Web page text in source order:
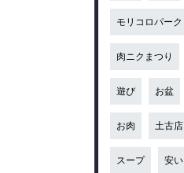
モリコロパーク
肉ニクまつり
遊び お盆
お肉 土古店
スープ 安い